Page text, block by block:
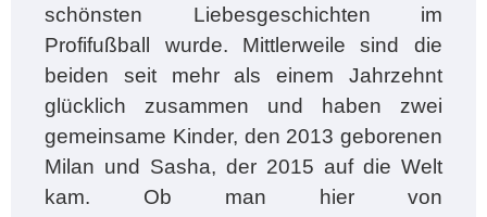
schönsten Liebesgeschichten im
Profifußball wurde. Mittlerweile sind die
beiden seit mehr als einem Jahrzehnt
glücklich zusammen und haben zwei
gemeinsame Kinder, den 2013 geborenen
Milan und Sasha, der 2015 auf die Welt
kam. Ob man hier von